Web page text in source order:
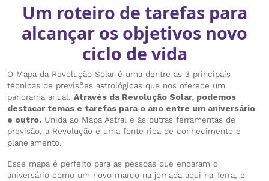
Um roteiro de tarefas para
alcançar os objetivos novo
ciclo de vida
O Mapa da Revolução Solar é uma dentre as 3 principais
técnicas de previsões astrológicas que nos oferece um
panorama anual. Através da Revolução Solar, podemos
destacar temas e tarefas para o ano entre um aniversário
e outro. Unida ao Mapa Astral e às outras ferramentas de
previsão, a Revolução é uma fonte rica de conhecimento e
planejamento.
Esse mapa é perfeito para as pessoas que encaram o
aniversário como um novo marco na jornada aqui na Terra, e